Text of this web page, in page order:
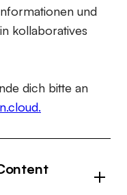
und
kollaboratives
dich bitte an